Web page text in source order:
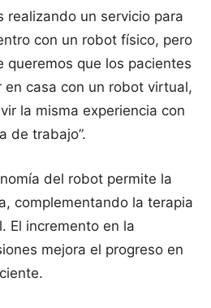
realizando un servicio para
con un robot físico, pero
queremos que los pacientes
casa con un robot virtual,
la misma experiencia con
de trabajo”.
del robot permite la
complementando la terapia
El incremento en la
mejora el progreso en